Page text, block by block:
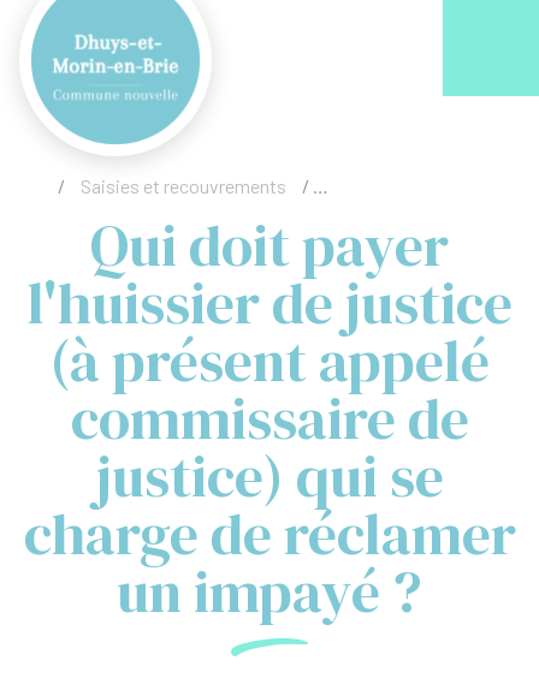
/ Saisies et recouvrements / Qui doit payer l'huissier
Qui doit payer
l'huissier de justice
(à présent appelé
commissaire de
justice) qui se
charge de réclamer
un impayé ?